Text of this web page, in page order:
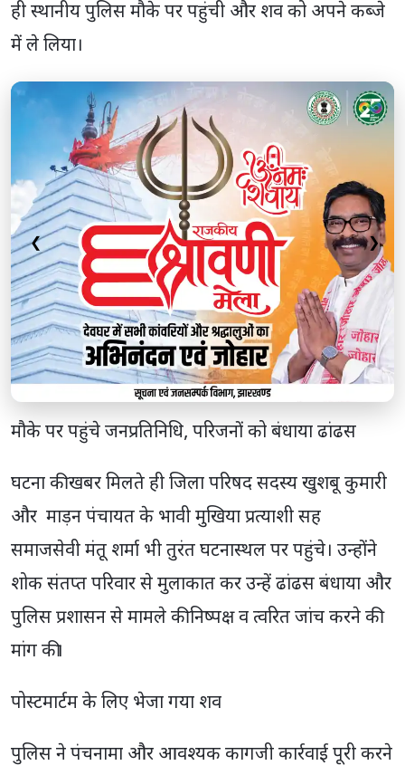
ही स्थानीय पुलिस मौके पर पहुंची और शव को अपने कब्जे
में ले लिया।
❮ ❯
मौके पर पहुंचे जनप्रतिनिधि, परिजनों को बंधाया ढांढस
घटना की खबर मिलते ही जिला परिषद सदस्य खुशबू कुमारी
और माड़न पंचायत के भावी मुखिया प्रत्याशी सह
समाजसेवी मंतू शर्मा भी तुरंत घटनास्थल पर पहुंचे। उन्होंने
शोक संतप्त परिवार से मुलाकात कर उन्हें ढांढस बंधाया और
पुलिस प्रशासन से मामले की निष्पक्ष व त्वरित जांच करने की
मांग की।
पोस्टमार्टम के लिए भेजा गया शव
पुलिस ने पंचनामा और आवश्यक कागजी कार्रवाई पूरी करने